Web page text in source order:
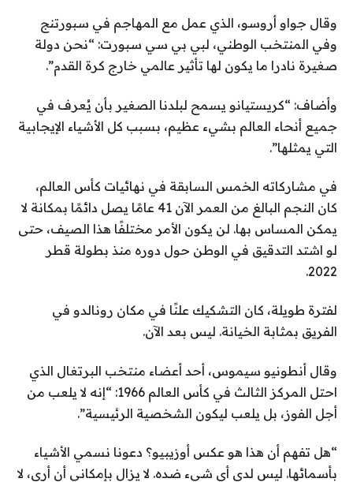
وقال جواو أروسو، الذي عمل مع المهاجم في سبورتنج
وفي المنتخب الوطني، لبي بي سي سبورت: “نحن دولة
صغيرة نادرا ما يكون لها تأثير عالمي خارج كرة القدم”.
وأضاف: “كريستيانو يسمح لبلدنا الصغير بأن يُعرف في
جميع أنحاء العالم بشيء عظيم، بسبب كل الأشياء الإيجابية
التي يمثلها”.
في مشاركاته الخمس السابقة في نهائيات كأس العالم،
كان النجم البالغ من العمر الآن 41 عامًا يصل دائمًا بمكانة لا
يمكن المساس بها. لن يكون الأمر مختلفًا هذا الصيف، حتى
لو اشتد التدقيق في الوطن حول دوره منذ بطولة قطر
2022.
لفترة طويلة، كان التشكيك علنًا في مكان رونالدو في
الفريق بمثابة الخيانة. ليس بعد الآن.
وقال أنطونيو سيموس، أحد أعضاء منتخب البرتغال الذي
احتل المركز الثالث في كأس العالم 1966: “إنه لا يلعب من
أجل الفوز، بل يلعب ليكون الشخصية الرئيسية”.
“هل تفهم أن هذا هو عكس أوزيبيو؟ دعونا نسمي الأشياء
بأسمائها. ليس لدي أي شيء ضده. لا يزال بإمكاني أن أرى، لا